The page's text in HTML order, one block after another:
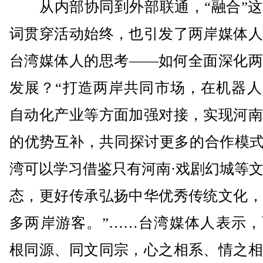
从内部协同到外部联通，“融合”
词贯穿活动始终，也引发了两岸媒体
台湾媒体人的思考——如何全面深化
发展？“打造两岸共同市场，在机器
自动化产业等方面加强对接，实现河
的优势互补，共同探讨更多的合作模
湾可以学习借鉴只有河南·戏剧幻城等
态，更好传承弘扬中华优秀传统文化
多两岸游客。”……台湾媒体人表示
根同源、同文同宗，心之相系、情之